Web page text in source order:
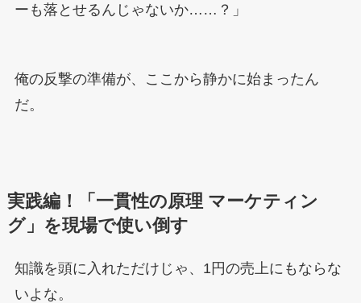
ーも落とせるんじゃないか……？」
俺の反撃の準備が、ここから静かに始まったん
だ。
実践編！「一貫性の原理 マーケティン
グ」を現場で使い倒す
知識を頭に入れただけじゃ、1円の売上にもならな
いよな。